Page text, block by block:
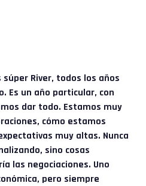
River, todos los años
Es un año particular, con
dar todo. Estamos muy
cómo estamos
muy altas. Nunca
sino cosas
las negociaciones. Uno
pero siempre